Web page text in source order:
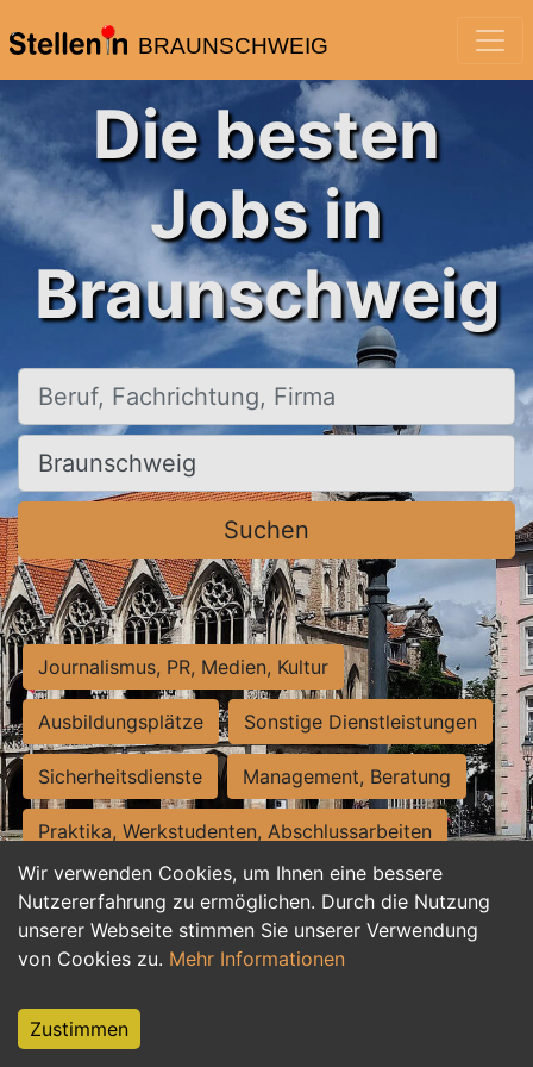
BRAUNSCHWEIG
Wir verwenden Cookies, um Ihnen eine bessere
Nutzererfahrung zu ermöglichen. Durch die Nutzung
unserer Webseite stimmen Sie unserer Verwendung
von Cookies zu. Mehr Informationen
Zustimmen
Die besten
Jobs in
Braunschweig
Beruf, Fachrichtung, Firma
Ort, Stadt
Suchen
Journalismus, PR, Medien, Kultur
Ausbildungsplätze Sonstige Dienstleistungen
Sicherheitsdienste Management, Beratung
Praktika, Werkstudenten, Abschlussarbeiten
Personalwesen Assistenz, Sekretariat
Hilfskräfte, Aushilfs- und Nebenjobs
Weiterbildung, Studium, duale Ausbildung